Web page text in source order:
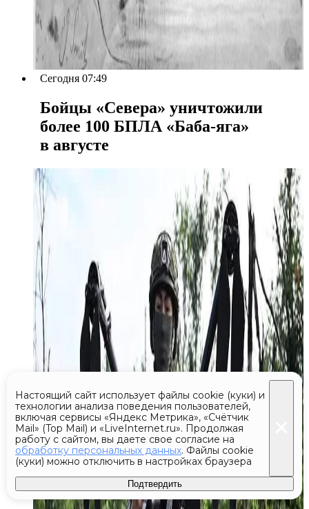
Сегодня 07:49
Бойцы «Севера» уничтожили
более 100 БПЛА «Баба-яга»
в августе
Настоящий сайт использует файлы cookie (куки) и
технологии анализа поведения пользователей,
включая сервисы «Яндекс Метрика», «Счётчик
Mail» (Top Mail) и «LiveInternet.ru». Продолжая
работу с сайтом, вы даете свое согласие на
обработку персональных данных. Файлы cookie
(куки) можно отключить в настройках браузера
Подтвердить